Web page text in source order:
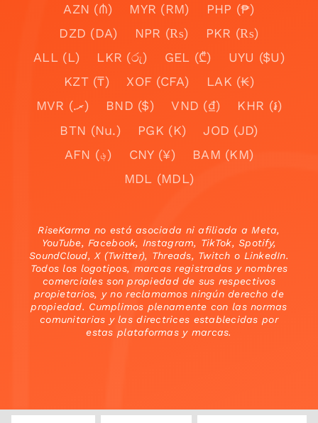
AZN (₼)
MYR (RM)
PHP (₱)
DZD (DA)
NPR (₨)
PKR (₨)
ALL (L)
LKR (රු) GEL (₾)
UYU ($U)
KZT (₸)
XOF (CFA)
LAK (₭)
MVR (.ރ)
BND ($) VND (₫)
KHR (៛)
BTN (Nu.)
PGK (K)
JOD (JD)
AFN (؋)
CNY (¥)
BAM (KM)
MDL (MDL)
RiseKarma no está asociada ni afiliada a Meta,
YouTube, Facebook, Instagram, TikTok, Spotify,
SoundCloud, X (Twitter), Threads, Twitch o LinkedIn.
Todos los logotipos, marcas registradas y nombres
comerciales son propiedad de sus respectivos
propietarios, y no reclamamos ningún derecho de
propiedad. Cumplimos plenamente con las normas
comunitarias y las directrices establecidas por
estas plataformas y marcas.